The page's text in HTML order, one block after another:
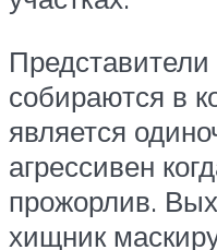
собираются в
является
агрессивен
прожорлив.
хищник